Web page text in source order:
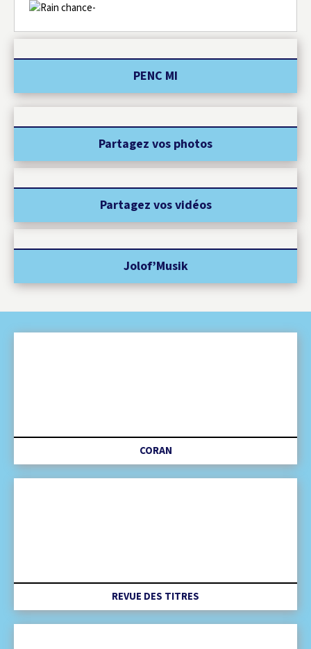
-
PENC MI
Partagez vos photos
Partagez vos vidéos
Jolof’Musik
CORAN
REVUE DES TITRES